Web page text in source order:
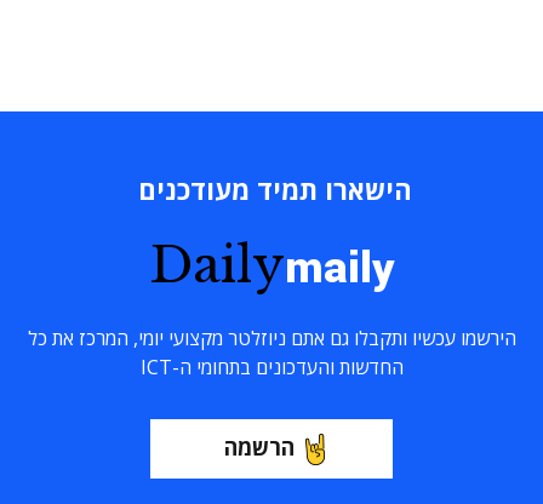
הישארו תמיד מעודכנים
Dailymaily
הירשמו עכשיו ותקבלו גם אתם ניוזלטר מקצועי יומי, המרכז את כל
החדשות והעדכונים בתחומי ה-ICT
הרשמה